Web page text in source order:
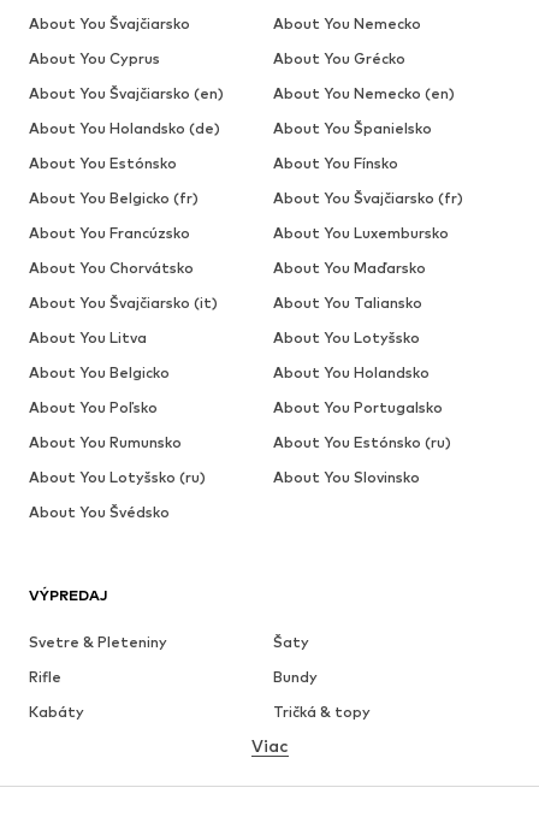
VÝPREDAJ
Svetre & Pleteniny
Šaty
Rifle
Bundy
Kabáty
Tričká & topy
Bielizeň
Sukne
Blúzky & tuniky
Viac
About You Švajčiarsko
About You Nemecko
About You Cyprus
About You Grécko
About You Švajčiarsko (en)
About You Nemecko (en)
About You Holandsko (de)
About You Španielsko
About You Estónsko
About You Fínsko
About You Belgicko (fr)
About You Švajčiarsko (fr)
About You Francúzsko
About You Luxembursko
About You Chorvátsko
About You Maďarsko
About You Švajčiarsko (it)
About You Taliansko
About You Litva
About You Lotyšsko
About You Belgicko
About You Holandsko
About You Poľsko
About You Portugalsko
About You Rumunsko
About You Estónsko (ru)
About You Lotyšsko (ru)
About You Slovinsko
About You Švédsko